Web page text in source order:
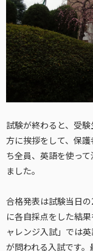
試験が終わると、受
方に挨拶をして、保
ち全員、英語を使っ
ました。
合格発表は試験当日
に各自採点をした結
ャレンジ入試」では
が問われる入試です